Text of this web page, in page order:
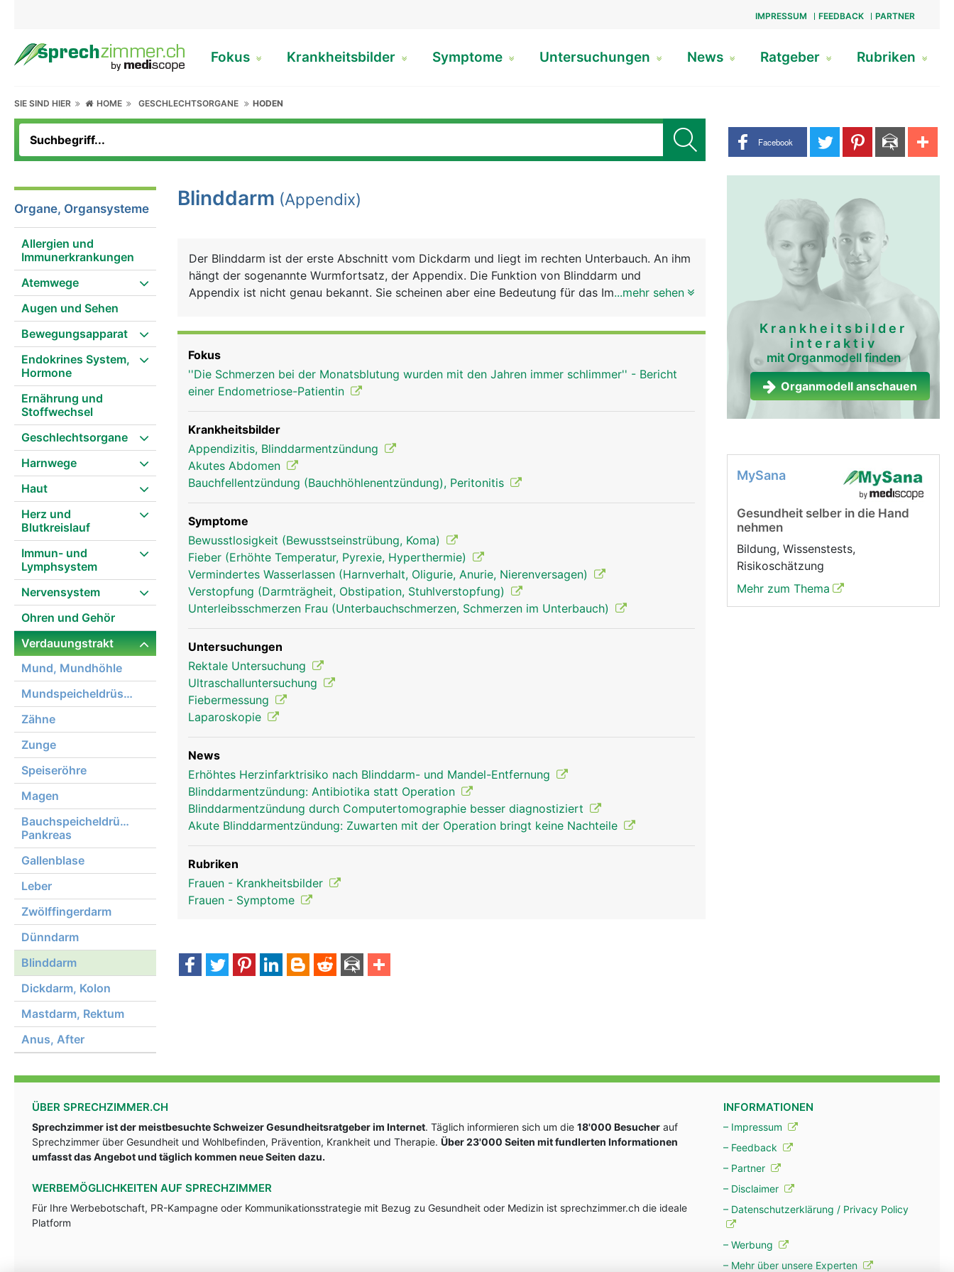
IMPRESSUM FEEDBACK PARTNER
Fokus Krankheitsbilder Symptome Untersuchungen News Ratgeber Rubriken
SIE SIND HIER HOME GESCHLECHTSORGANE HODEN
Share buttons
Facebook
Organe, Organsysteme
Allergien und
Immunerkrankungen
Atemwege
Augen und Sehen
Bewegungsapparat
Endokrines System,
Hormone
Ernährung und
Stoffwechsel
Geschlechtsorgane
Harnwege
Haut
Herz und
Blutkreislauf
Immun- und
Lymphsystem
Nervensystem
Ohren und Gehör
Verdauungstrakt
Mund, Mundhöhle
Mundspeicheldrüsen
Zähne
Zunge
Speiseröhre
Magen
Bauchspeicheldrüse,
Pankreas
Gallenblase
Leber
Zwölffingerdarm
Dünndarm
Blinddarm
Dickdarm, Kolon
Mastdarm, Rektum
Anus, After
Blinddarm (Appendix)
Der Blinddarm ist der erste Abschnitt vom Dickdarm und liegt im rechten Unterbauch. An ihm
hängt der sogenannte Wurmfortsatz, der Appendix. Die Funktion von Blinddarm und
Appendix ist nicht genau bekannt. Sie scheinen aber eine Bedeutung für das Immunsystem zu
blinddarm frau blinddarm mann
...mehr sehen
Fokus
''Die Schmerzen bei der Monatsblutung wurden mit den Jahren immer schlimmer'' - Bericht
einer Endometriose-Patientin
Krankheitsbilder
Appendizitis, Blinddarmentzündung
Akutes Abdomen
Bauchfellentzündung (Bauchhöhlenentzündung), Peritonitis
Symptome
Bewusstlosigkeit (Bewusstseinstrübung, Koma)
Fieber (Erhöhte Temperatur, Pyrexie, Hyperthermie)
Vermindertes Wasserlassen (Harnverhalt, Oligurie, Anurie, Nierenversagen)
Verstopfung (Darmträgheit, Obstipation, Stuhlverstopfung)
Unterleibsschmerzen Frau (Unterbauchschmerzen, Schmerzen im Unterbauch)
Untersuchungen
Rektale Untersuchung
Ultraschalluntersuchung
Fiebermessung
Laparoskopie
News
Erhöhtes Herzinfarktrisiko nach Blinddarm- und Mandel-Entfernung
Blinddarmentzündung: Antibiotika statt Operation
Blinddarmentzündung durch Computertomographie besser diagnostiziert
Akute Blinddarmentzündung: Zuwarten mit der Operation bringt keine Nachteile
Rubriken
Frauen - Krankheitsbilder
Frauen - Symptome
Krankheitsbilder
interaktiv
mit Organmodell finden
Organmodell anschauen
MySana
Gesundheit selber in die Hand
nehmen
Bildung, Wissenstests,
Risikoschätzung
Mehr zum Thema
ÜBER SPRECHZIMMER.CH
Sprechzimmer ist der meistbesuchte Schweizer Gesundheitsratgeber im Internet. Täglich informieren sich um die 18'000 Besucher auf
Sprechzimmer über Gesundheit und Wohlbefinden, Prävention, Krankheit und Therapie. Über 23'000 Seiten mit fundlerten Informationen
umfasst das Angebot und täglich kommen neue Seiten dazu.
WERBEMÖGLICHKEITEN AUF SPRECHZIMMER
Für Ihre Werbebotschaft, PR-Kampagne oder Kommunikationsstrategie mit Bezug zu Gesundheit oder Medizin ist sprechzimmer.ch die ideale
Platform
INFORMATIONEN
– Impressum
– Feedback
– Partner
– Disclaimer
– Datenschutzerklärung / Privacy Policy
– Werbung
– Mehr über unsere Experten